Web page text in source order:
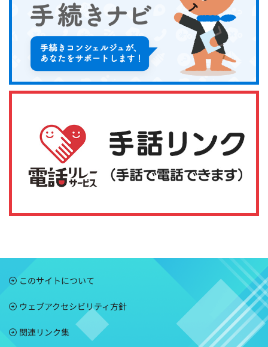
このサイトについて
ウェブアクセシビリティ方針
関連リンク集